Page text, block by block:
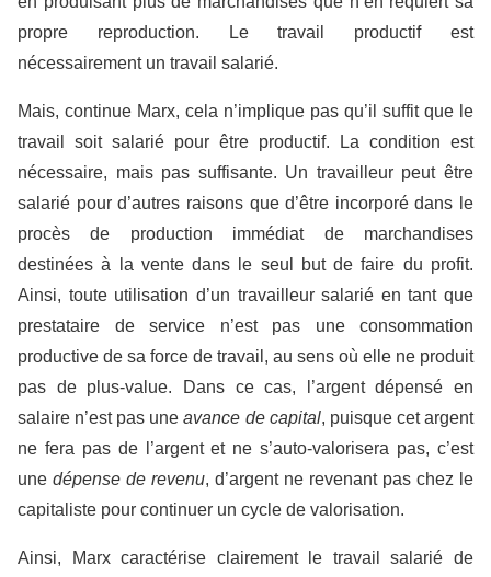
propre reproduction. Le travail productif est
nécessairement un travail salarié.
Mais, continue Marx, cela n’implique pas qu’il suffit que le
travail soit salarié pour être productif. La condition est
nécessaire, mais pas suffisante. Un travailleur peut être
salarié pour d’autres raisons que d’être incorporé dans le
procès de production immédiat de marchandises
destinées à la vente dans le seul but de faire du profit.
Ainsi, toute utilisation d’un travailleur salarié en tant que
prestataire de service n’est pas une consommation
productive de sa force de travail, au sens où elle ne produit
pas de plus-value. Dans ce cas, l’argent dépensé en
salaire n’est pas uneavance de capital, puisque cet argent
ne fera pas de l’argent et ne s’auto-valorisera pas, c’est
une dépense de revenu, d’argent ne revenant pas chez le
capitaliste pour continuer un cycle de valorisation.
Ainsi, Marx caractérise clairement le travail salarié de